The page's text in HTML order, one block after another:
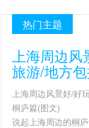
热门主题
上海周边风
旅游/地方
上海周边风景好/
桐庐篇(图文)
说起上海周边的桐